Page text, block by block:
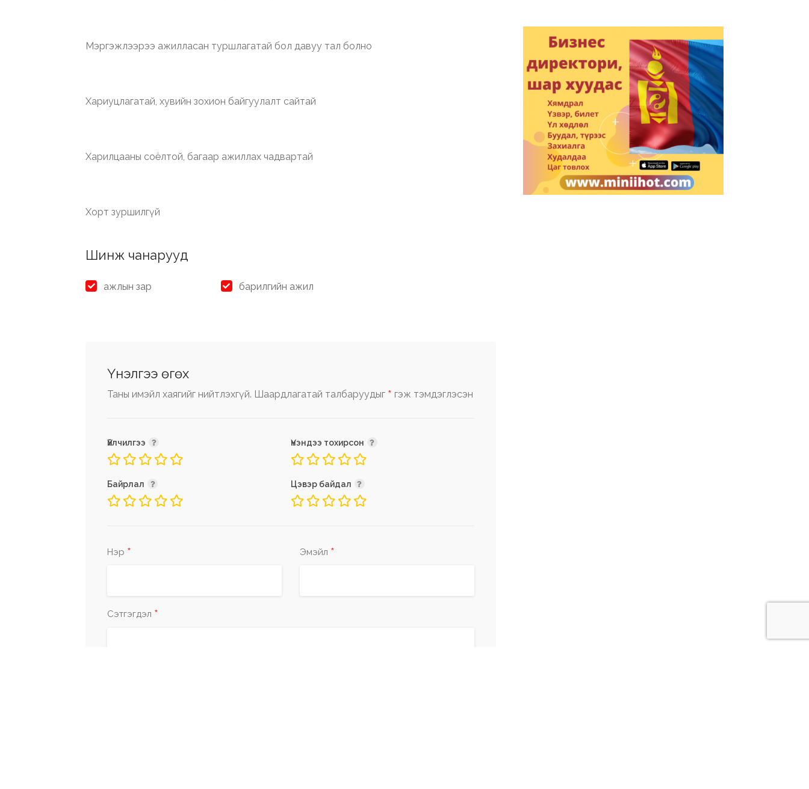
Мэргэжлээрээ ажилласан туршлагатай бол давуу тал болно
Хариуцлагатай, хувийн зохион байгуулалт сайтай
Харилцааны соёлтой, багаар ажиллах чадвартай
Хорт зуршилгүй
Шинж чанарууд
ажлын зар барилгийн ажил
Үнэлгээ өгөх
Таны имэйл хаягийг нийтлэхгүй. Шаардлагатай талбаруудыг * гэж тэмдэглэсэн
Үйлчилгээ Үнэндээ тохирсон
Байрлал Цэвэр байдал
Нэр * Эмэйл *
Сэтгэгдэл *